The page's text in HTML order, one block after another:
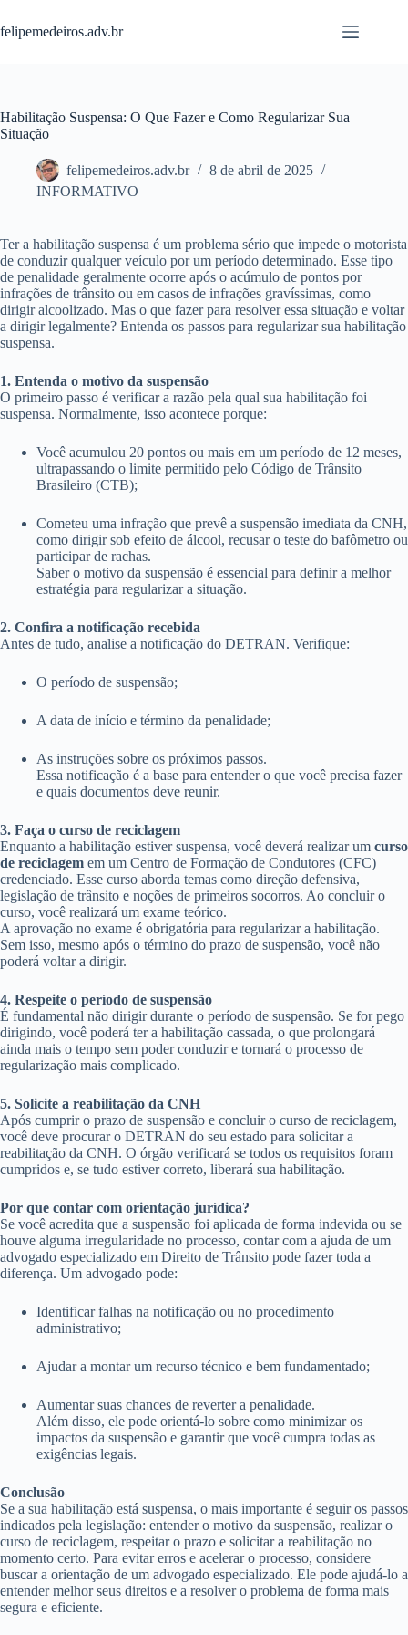
para
o
felipemedeiros.adv.br
Habilitação Suspensa: O Que Fazer e Como Regularizar Sua
Situação
felipemedeiros.adv.br
8 de abril de 2025
INFORMATIVO
Ter a habilitação suspensa é um problema sério que impede o motorista
de conduzir qualquer veículo por um período determinado. Esse tipo
de penalidade geralmente ocorre após o acúmulo de pontos por
infrações de trânsito ou em casos de infrações gravíssimas, como
dirigir alcoolizado. Mas o que fazer para resolver essa situação e voltar
a dirigir legalmente? Entenda os passos para regularizar sua habilitação
suspensa.
1. Entenda o motivo da suspensão
O primeiro passo é verificar a razão pela qual sua habilitação foi
suspensa. Normalmente, isso acontece porque:
Você acumulou 20 pontos ou mais em um período de 12 meses,
ultrapassando o limite permitido pelo Código de Trânsito
Brasileiro (CTB);
Cometeu uma infração que prevê a suspensão imediata da CNH,
como dirigir sob efeito de álcool, recusar o teste do bafômetro ou
participar de rachas.
Saber o motivo da suspensão é essencial para definir a melhor
estratégia para regularizar a situação.
2. Confira a notificação recebida
Antes de tudo, analise a notificação do DETRAN. Verifique:
O período de suspensão;
A data de início e término da penalidade;
As instruções sobre os próximos passos.
Essa notificação é a base para entender o que você precisa fazer
e quais documentos deve reunir.
3. Faça o curso de reciclagem
Enquanto a habilitação estiver suspensa, você deverá realizar um curso
de reciclagem em um Centro de Formação de Condutores (CFC)
credenciado. Esse curso aborda temas como direção defensiva,
legislação de trânsito e noções de primeiros socorros. Ao concluir o
curso, você realizará um exame teórico.
A aprovação no exame é obrigatória para regularizar a habilitação.
Sem isso, mesmo após o término do prazo de suspensão, você não
poderá voltar a dirigir.
4. Respeite o período de suspensão
É fundamental não dirigir durante o período de suspensão. Se for pego
dirigindo, você poderá ter a habilitação cassada, o que prolongará
ainda mais o tempo sem poder conduzir e tornará o processo de
regularização mais complicado.
5. Solicite a reabilitação da CNH
Após cumprir o prazo de suspensão e concluir o curso de reciclagem,
você deve procurar o DETRAN do seu estado para solicitar a
reabilitação da CNH. O órgão verificará se todos os requisitos foram
cumpridos e, se tudo estiver correto, liberará sua habilitação.
Por que contar com orientação jurídica?
Se você acredita que a suspensão foi aplicada de forma indevida ou se
houve alguma irregularidade no processo, contar com a ajuda de um
advogado especializado em Direito de Trânsito pode fazer toda a
diferença. Um advogado pode:
Identificar falhas na notificação ou no procedimento
administrativo;
Ajudar a montar um recurso técnico e bem fundamentado;
Aumentar suas chances de reverter a penalidade.
Além disso, ele pode orientá-lo sobre como minimizar os
impactos da suspensão e garantir que você cumpra todas as
exigências legais.
Conclusão
Se a sua habilitação está suspensa, o mais importante é seguir os passos
indicados pela legislação: entender o motivo da suspensão, realizar o
curso de reciclagem, respeitar o prazo e solicitar a reabilitação no
momento certo. Para evitar erros e acelerar o processo, considere
buscar a orientação de um advogado especializado. Ele pode ajudá-lo a
entender melhor seus direitos e a resolver o problema de forma mais
segura e eficiente.